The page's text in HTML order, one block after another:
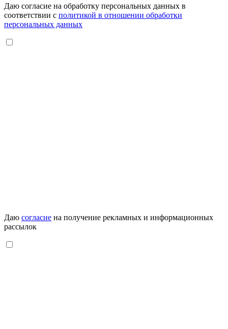
Даю согласие на обработку персональных данных в
соответствии с политикой в отношении обработки
персональных данных
Даю согласие на получение рекламных и информационных
рассылок